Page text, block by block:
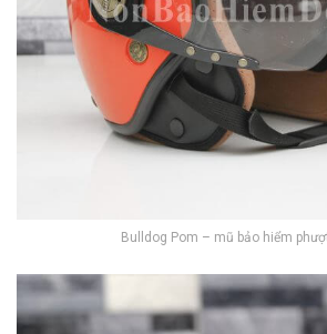
Bulldog Pom – mũ bảo hiểm